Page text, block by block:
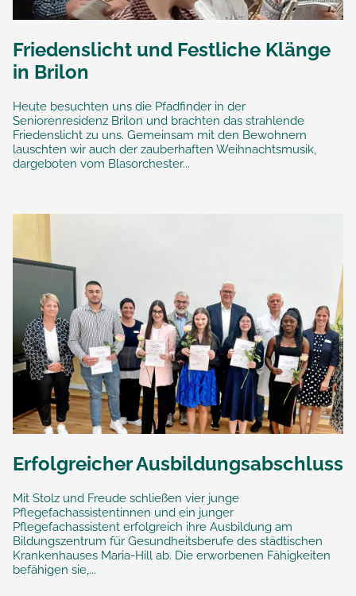
Friedenslicht und Festliche Klänge
in Brilon
Heute besuchten uns die Pfadfinder in der
Seniorenresidenz Brilon und brachten das strahlende
Friedenslicht zu uns. Gemeinsam mit den Bewohnern
lauschten wir auch der zauberhaften Weihnachtsmusik,
dargeboten vom Blasorchester...
Erfolgreicher Ausbildungsabschluss
Mit Stolz und Freude schließen vier junge
Pflegefachassistentinnen und ein junger
Pflegefachassistent erfolgreich ihre Ausbildung am
Bildungszentrum für Gesundheitsberufe des städtischen
Krankenhauses Maria-Hill ab. Die erworbenen Fähigkeiten
befähigen sie,...